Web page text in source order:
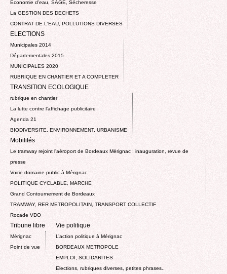
Economie d’eau, SAGE, Sécheresse
La GESTION DES DECHETS
CONTRAT DE L'EAU, POLLUTIONS DIVERSES
ELECTIONS
Municipales 2014
Départementales 2015
MUNICIPALES 2020
RUBRIQUE EN CHANTIER ET A COMPLETER
TRANSITION ECOLOGIQUE
rubrique en chantier
La lutte contre l’affichage publicitaire
Agenda 21
BIODIVERSITE, ENVIRONNEMENT, URBANISME
Mobilités
Le tramway rejoint l'aéroport de Bordeaux Mérignac : inauguration, revue de
presse
Voirie domaine public à Mérignac
POLITIQUE CYCLABLE, MARCHE
Grand Contournement de Bordeaux
TRAMWAY, RER METROPOLITAIN, TRANSPORT COLLECTIF
Rocade VDO
Tribune libre
Mérignac
Point de vue
Vie politique
L’action politique à Mérignac
BORDEAUX METROPOLE
EMPLOI, SOLIDARITES
Elections, rubriques diverses, petites phrases..